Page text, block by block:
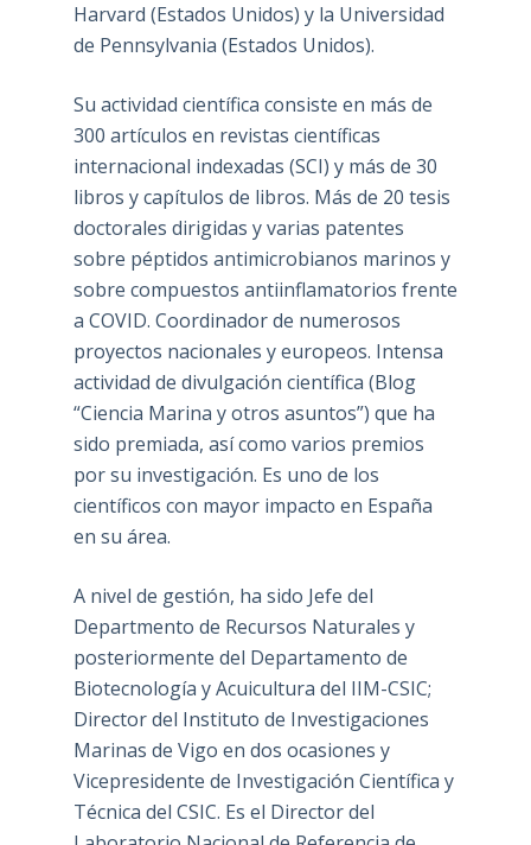
Harvard (Estados Unidos) y la Universidad
de Pennsylvania (Estados Unidos).
Su actividad científica consiste en más de
300 artículos en revistas científicas
internacional indexadas (SCI) y más de 30
libros y capítulos de libros. Más de 20 tesis
doctorales dirigidas y varias patentes
sobre péptidos antimicrobianos marinos y
sobre compuestos antiinflamatorios frente
a COVID. Coordinador de numerosos
proyectos nacionales y europeos. Intensa
actividad de divulgación científica (Blog
“Ciencia Marina y otros asuntos”) que ha
sido premiada, así como varios premios
por su investigación. Es uno de los
científicos con mayor impacto en España
en su área.
A nivel de gestión, ha sido Jefe del
Departmento de Recursos Naturales y
posteriormente del Departamento de
Biotecnología y Acuicultura del IIM-CSIC;
Director del Instituto de Investigaciones
Marinas de Vigo en dos ocasiones y
Vicepresidente de Investigación Científica y
Técnica del CSIC. Es el Director del